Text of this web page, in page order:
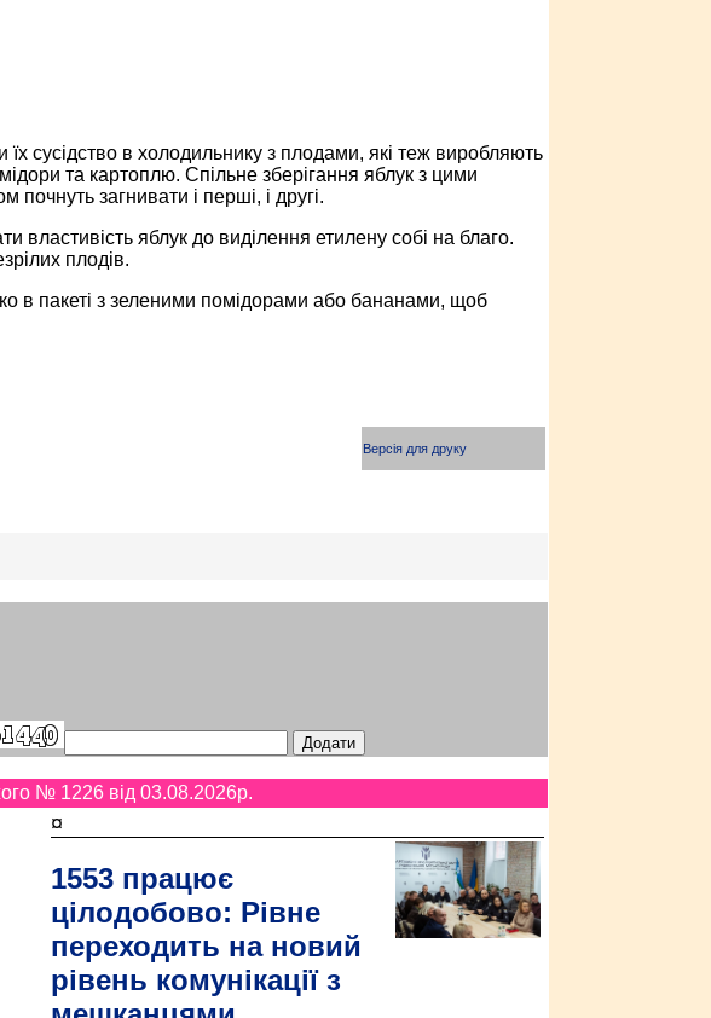
сусідство в холодильнику з плодами, які теж виробляють
та картоплю. Спільне зберігання яблук з цими
загнивати і перші, і другі.
властивість яблук до виділення етилену собі на благо.
плодів.
в пакеті з зеленими помідорами або бананами, щоб
Версія для друку
№ 1226 від 03.08.2026p.
¤
1553 працює
цілодобово: Рівне
переходить на новий
рівень комунікації з